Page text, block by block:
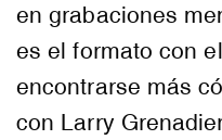
en grabaciones
es el formato con
encontrarse más
con Larry